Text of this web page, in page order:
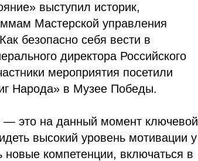
выступил историк,
Мастерской управления
безопасно себя вести в
директора Российского
мероприятия посетили
Народа» в Музее Победы.
— это на данный момент ключевой
высокий уровень мотивации у
новые компетенции, включаться в